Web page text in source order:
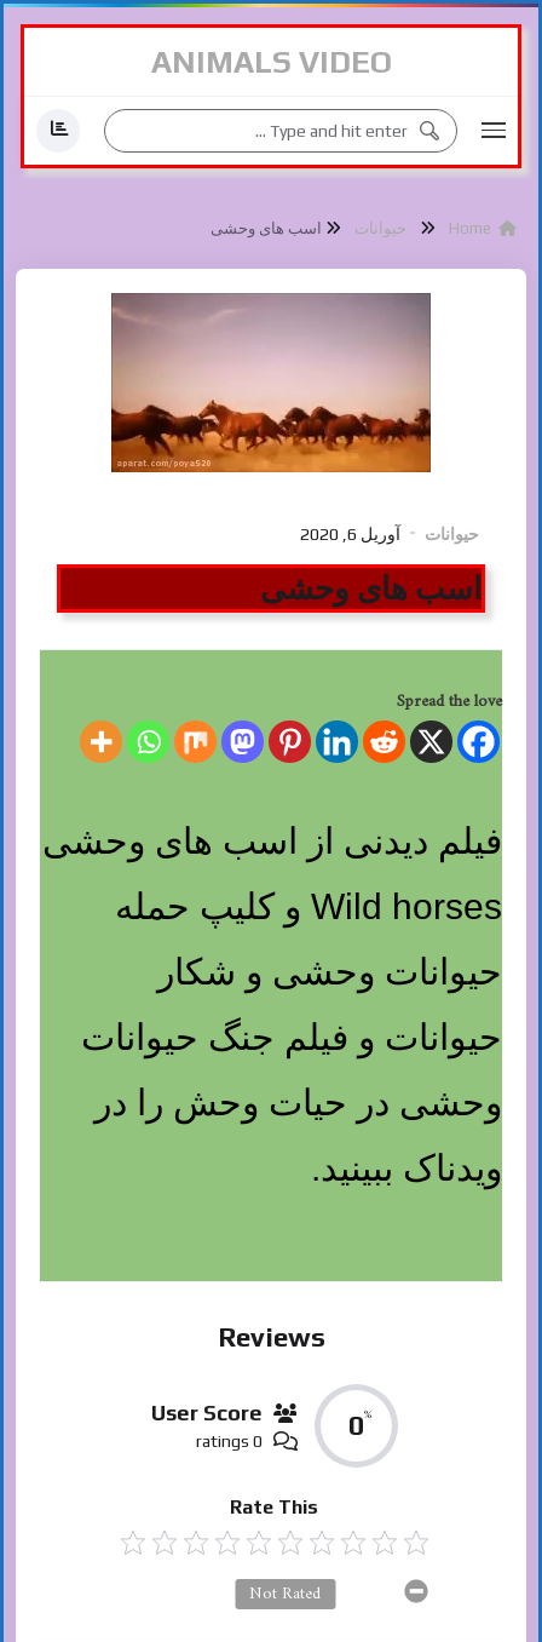
ANIMALS VIDEO
حیوانات اسب های وحشی
حیوانات آوریل 6, 2020
اسب های وحشی
Spread the love
فیلم دیدنی از اسب های وحشی
Wild horses و کلیپ حمله
حیوانات وحشی و شکار
حیوانات و فیلم جنگ حیوانات
وحشی در حیات وحش را در
ویدناک ببینید.
Reviews
0%
User Score
0 ratings
Rate This
Not Rated